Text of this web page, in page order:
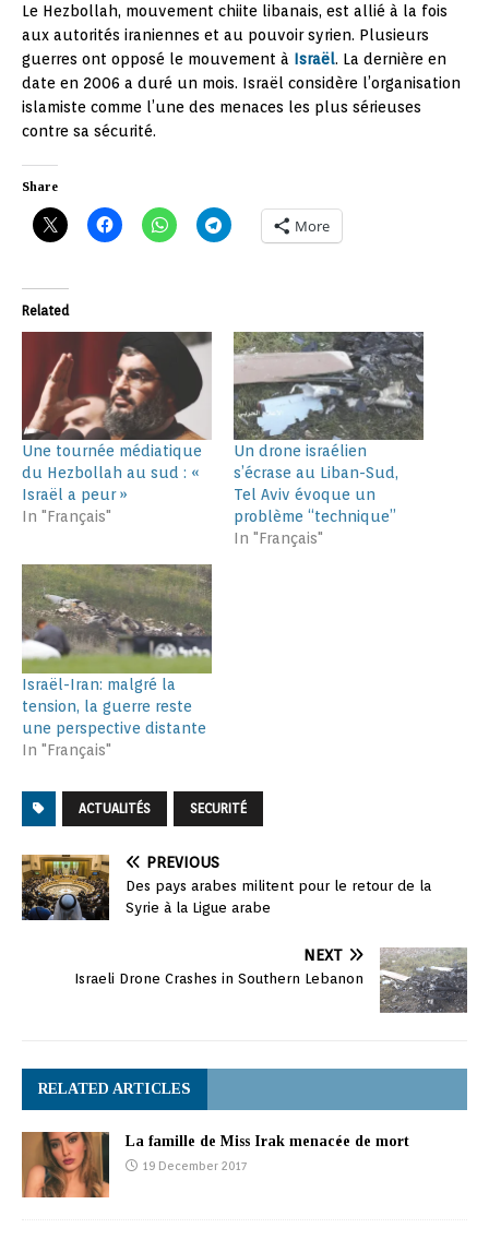
Le Hezbollah, mouvement chiite libanais, est allié à la fois
aux autorités iraniennes et au pouvoir syrien. Plusieurs
guerres ont opposé le mouvement à Israël. La dernière en
date en 2006 a duré un mois. Israël considère l’organisation
islamiste comme l’une des menaces les plus sérieuses
contre sa sécurité.
Share
More
Related
Une tournée médiatique
du Hezbollah au sud : «
Israël a peur »
In "Français"
Un drone israélien
s’écrase au Liban-Sud,
Tel Aviv évoque un
problème “technique”
In "Français"
Israël-Iran: malgré la
tension, la guerre reste
une perspective distante
In "Français"
ACTUALITÉS SECURITÉ
PREVIOUS
Des pays arabes militent pour le retour de la
Syrie à la Ligue arabe
NEXT
Israeli Drone Crashes in Southern Lebanon
RELATED ARTICLES
La famille de Miss Irak menacée de mort
19 December 2017